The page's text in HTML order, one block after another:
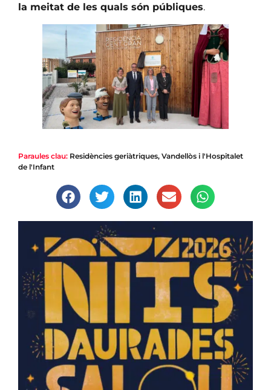
la meitat de les quals són públiques.
Paraules clau: Residències geriàtriques, Vandellòs i l'Hospitalet
de l'Infant